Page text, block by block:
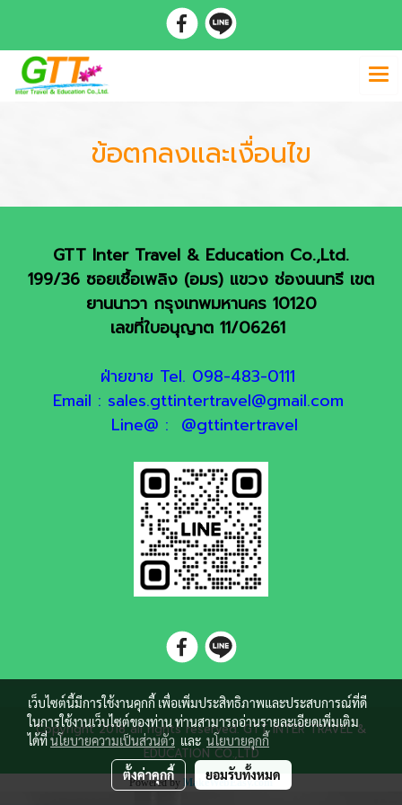
ข้อตกลงและเงื่อนไข
GTT Inter Travel & Education Co.,Ltd.
199/36 ซอยเชื้อเพลิง (อมร) แขวง ช่องนนทรี เขต
ยานนาวา กรุงเทพมหานคร 10120
เลขที่ใบอนุญาต 11/06261
ฝ่ายขาย Tel. 098-483-0111
Email : sales.gttintertravel@gmail.com
Line@ : @gttintertravel
Copyright 2018 all rights reserved. GTT INTER TRAVEL &
EDUCATION CO.,LTD
Powered by MakeWebEasy.com
เว็บไซต์นี้มีการใช้งานคุกกี้ เพื่อเพิ่มประสิทธิภาพและประสบการณ์ที่ดี
ในการใช้งานเว็บไซต์ของท่าน ท่านสามารถอ่านรายละเอียดเพิ่มเติม
ได้ที่นโยบายความเป็นส่วนตัว และ นโยบายคุกกี้
ตั้งค่าคุกกี้ ยอมรับทั้งหมด